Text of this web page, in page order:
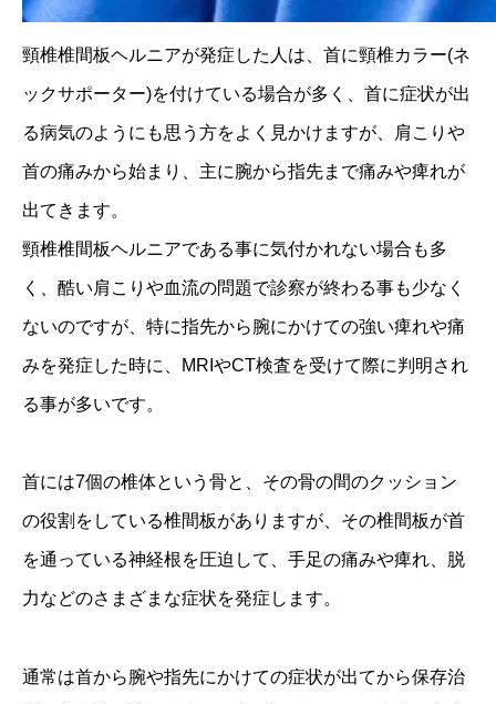
頸椎椎間板ヘルニアが発症した人は、首に頸椎カラー(ネ
ックサポーター)を付けている場合が多く、首に症状が出
る病気のようにも思う方をよく見かけますが、肩こりや
首の痛みから始まり、主に腕から指先まで痛みや痺れが
出てきます。
頸椎椎間板ヘルニアである事に気付かれない場合も多
く、酷い肩こりや血流の問題で診察が終わる事も少なく
ないのですが、特に指先から腕にかけての強い痺れや痛
みを発症した時に、MRIやCT検査を受けて際に判明され
る事が多いです。
首には7個の椎体という骨と、その骨の間のクッション
の役割をしている椎間板がありますが、その椎間板が首
を通っている神経根を圧迫して、手足の痛みや痺れ、脱
力などのさまざまな症状を発症します。
通常は首から腕や指先にかけての症状が出てから保存治